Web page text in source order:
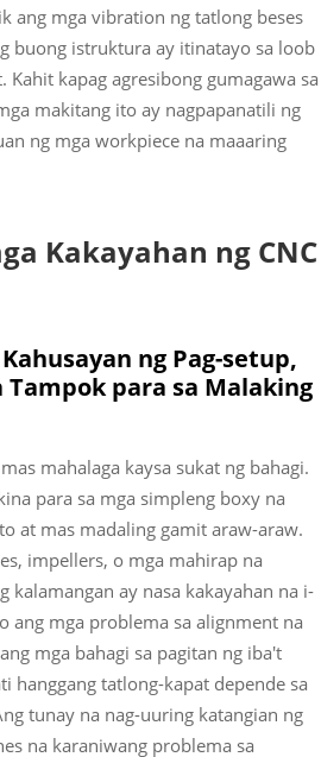
ang mga vibration ng tatlong beses
buong istruktura ay itinatayo sa loob
kapag agresibong gumagawa sa
makitang ito ay nagpapanatili ng
ng mga workpiece na maaaring
Kakayahan ng CNC
ng Pag-setup,
Tampok para sa Malaking
mahalaga kaysa sukat ng bahagi.
para sa mga simpleng boxy na
at mas madaling gamit araw-araw.
impellers, o mga mahirap na
kalamangan ay nasa kakayahan na i-
ang mga problema sa alignment na
mga bahagi sa pagitan ng iba't
hanggang tatlong-kapat depende sa
tunay na nag-uuring katangian ng
na karaniwang problema sa